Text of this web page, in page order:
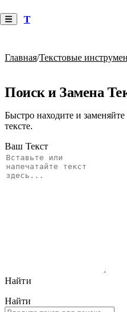
T
Главная/Текстовые
Поиск и Замена
Быстро находите и
тексте.
Ваш Текст
Найти
Найти